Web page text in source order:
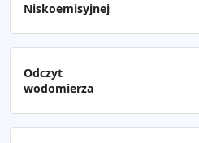
Niskoemisyjnej
Odczyt
wodomierza